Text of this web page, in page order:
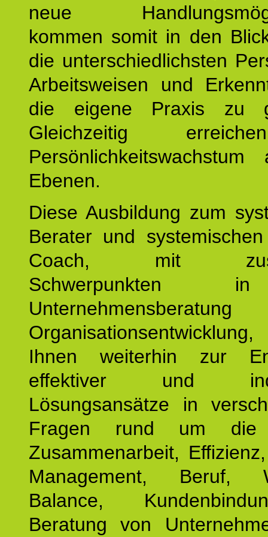
neue
kommen somit in den
die unterschiedlichsten
Arbeitsweisen und
die eigene Praxis zu
Gleichzeitig
Ebenen.
Diese Ausbildung zum
Berater und
Coach, mit
Schwerpunkten
Ihnen weiterhin zur
effektiver und
Lösungsansätze in
Fragen rund um die
Zusammenarbeit,
Management, Beruf,
Balance,
Beratung von